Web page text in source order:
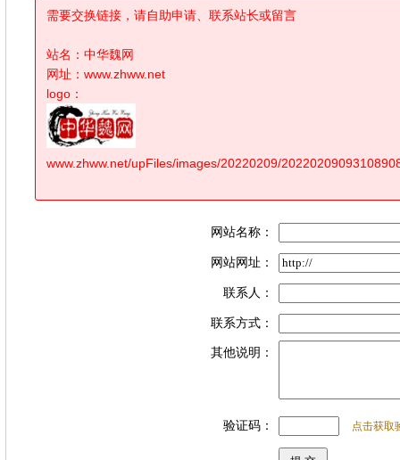
需要交换链接，请自助申请、联系站长或留言
站名：中华魏网
网址：www.zhww.net
logo：
www.zhww.net/upFiles/images/20220209/
网站名称：
网站网址：
联系人：
联系方式：
其他说明：
验证码： 点击获取